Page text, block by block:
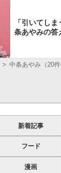
「引いてし
条あやみの答
中条あやみ（20件
新着記事
フード
漫画